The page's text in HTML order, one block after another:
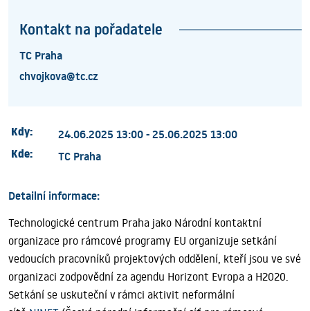
Kontakt na pořadatele
TC Praha
chvojkova@tc.cz
Kdy: 24.06.2025 13:00 - 25.06.2025 13:00
Kde: TC Praha
Detailní informace:
Technologické centrum Praha jako Národní kontaktní
organizace pro rámcové programy EU organizuje setkání
vedoucích pracovníků projektových oddělení, kteří jsou ve své
organizaci zodpovědní za agendu Horizont Evropa a H2020.
Setkání se uskuteční v rámci aktivit neformální